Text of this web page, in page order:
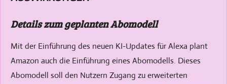
Details zum geplanten Abomodell
Mit der Einführung des neuen KI-Updates für Alexa plant
Amazon auch die Einführung eines Abomodells. Dieses
Abomodell soll den Nutzern Zugang zu erweiterten